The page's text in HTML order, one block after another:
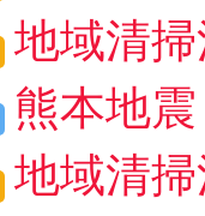
地域清
熊本地
地域清